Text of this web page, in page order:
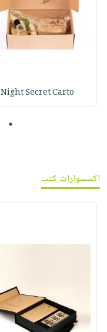
Night Secret Carto
1
اكسسوارات كتب